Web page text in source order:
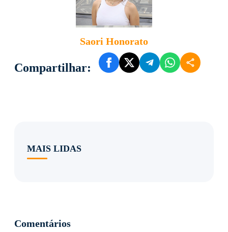
Saori Honorato
Compartilhar:
MAIS LIDAS
Comentários